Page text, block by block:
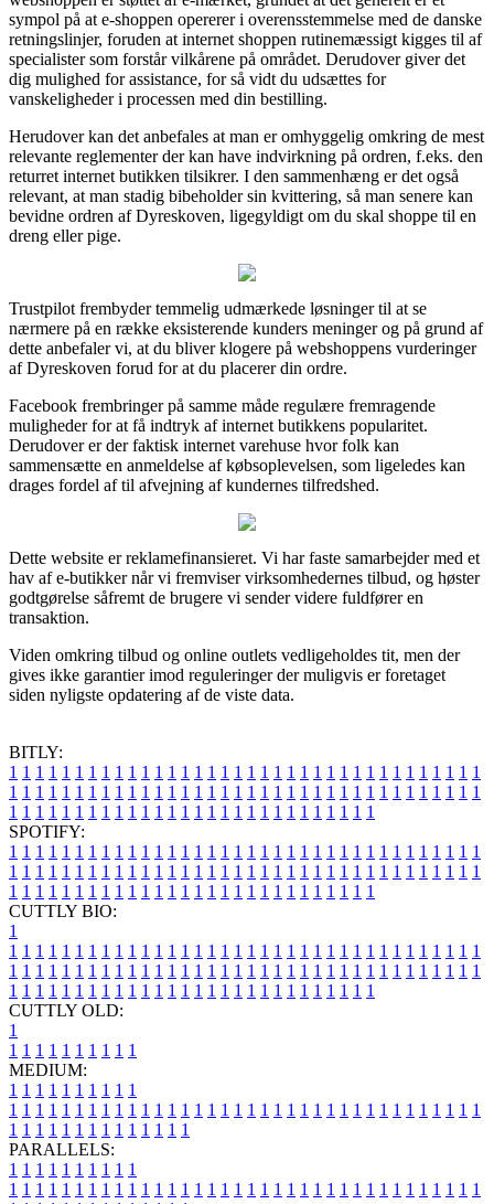
sympol på at e-shoppen opererer i overensstemmelse med de danske
retningslinjer, foruden at internet shoppen rutinemæssigt kigges til af
specialister som forstår vilkårene på området. Derudover giver det
dig mulighed for assistance, for så vidt du udsættes for
vanskeligheder i processen med din bestilling.
Herudover kan det anbefales at man er omhyggelig omkring de mest
relevante reglementer der kan have indvirkning på ordren, f.eks. den
returret internet butikken tilsikrer. I den sammenhæng er det også
relevant, at man stadig bibeholder sin kvittering, så man senere kan
bevidne ordren af Dyreskoven, ligegyldigt om du skal shoppe til en
dreng eller pige.
Trustpilot frembyder temmelig udmærkede løsninger til at se
nærmere på en række eksisterende kunders meninger og på grund af
dette anbefaler vi, at du bliver klogere på webshoppens vurderinger
af Dyreskoven forud for at du placerer din ordre.
Facebook frembringer på samme måde regulære fremragende
muligheder for at få indtryk af internet butikkens popularitet.
Derudover er der faktisk internet varehuse hvor folk kan
sammensætte en anmeldelse af købsoplevelsen, som ligeledes kan
drages fordel af til afvejning af kundernes tilfredshed.
Dette website er reklamefinansieret. Vi har faste samarbejder med et
hav af e-butikker når vi fremviser virksomhedernes tilbud, og høster
godtgørelse såfremt de brugere vi sender videre fuldfører en
transaktion.
Viden omkring tilbud og online outlets vedligeholdes tit, men der
gives ikke garantier imod reguleringer der muligvis er foretaget
siden nyligste opdatering af de viste data.
BITLY:
1 1 1 1 1 1 1 1 1 1 1 1 1 1 1 1 1 1 1 1 1 1 1 1 1 1 1 1 1 1 1 1 1 1 1 1
1 1 1 1 1 1 1 1 1 1 1 1 1 1 1 1 1 1 1 1 1 1 1 1 1 1 1 1 1 1 1 1 1 1 1 1
1 1 1 1 1 1 1 1 1 1 1 1 1 1 1 1 1 1 1 1 1 1 1 1 1 1 1 1
SPOTIFY:
1 1 1 1 1 1 1 1 1 1 1 1 1 1 1 1 1 1 1 1 1 1 1 1 1 1 1 1 1 1 1 1 1 1 1 1
1 1 1 1 1 1 1 1 1 1 1 1 1 1 1 1 1 1 1 1 1 1 1 1 1 1 1 1 1 1 1 1 1 1 1 1
1 1 1 1 1 1 1 1 1 1 1 1 1 1 1 1 1 1 1 1 1 1 1 1 1 1 1 1
CUTTLY BIO:
1
1 1 1 1 1 1 1 1 1 1 1 1 1 1 1 1 1 1 1 1 1 1 1 1 1 1 1 1 1 1 1 1 1 1 1 1
1 1 1 1 1 1 1 1 1 1 1 1 1 1 1 1 1 1 1 1 1 1 1 1 1 1 1 1 1 1 1 1 1 1 1 1
1 1 1 1 1 1 1 1 1 1 1 1 1 1 1 1 1 1 1 1 1 1 1 1 1 1 1 1
CUTTLY OLD:
1
1 1 1 1 1 1 1 1 1 1
MEDIUM:
1 1 1 1 1 1 1 1 1 1
1 1 1 1 1 1 1 1 1 1 1 1 1 1 1 1 1 1 1 1 1 1 1 1 1 1 1 1 1 1 1 1 1 1 1 1
1 1 1 1 1 1 1 1 1 1 1 1 1 1
PARALLELS:
1 1 1 1 1 1 1 1 1 1
1 1 1 1 1 1 1 1 1 1 1 1 1 1 1 1 1 1 1 1 1 1 1 1 1 1 1 1 1 1 1 1 1 1 1 1